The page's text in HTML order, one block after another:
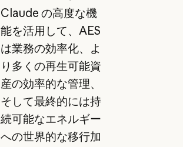
Claude の高度な機
能を活用して、AES
は業務の効率化、よ
り多くの再生可能資
産の効率的な管理、
そして最終的には持
続可能なエネルギー
への世界的な移行加